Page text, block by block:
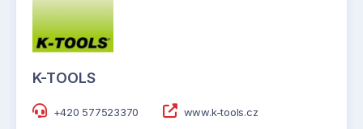
K-TOOLS
+420 577523370 www.k-tools.cz